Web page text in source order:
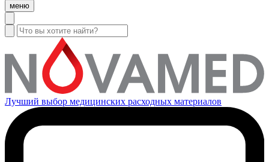
меню
Лучший выбор медицинских расходных материалов